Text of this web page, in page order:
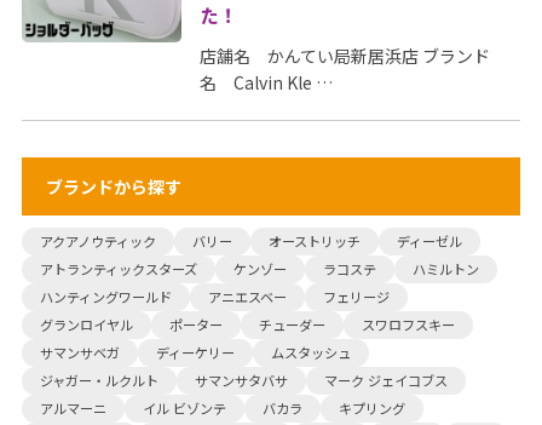
た！
店舗名 かんてい局新居浜店 ブランド
名 Calvin Kle …
ブランドから探す
アクアノウティック バリー オーストリッチ
ディーゼル
アトランティックスターズ
ケンゾー ラコステ
ハミルトン
ハンティングワールド
アニエスベー
フェリージ
グランロイヤル
ポーター チューダー
スワロフスキー
サマンサベガ
ディーケリー
ムスタッシュ
ジャガー・ルクルト
サマンサタバサ
マーク ジェイコブス
アルマーニ
イル ビゾンテ バカラ
キプリング